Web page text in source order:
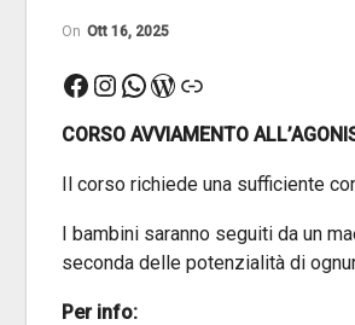
On Ott 16, 2025
Facebook
Instagram
WhatsApp
WordPress
Link
CORSO AVVIAMENTO
Il corso richiede una sufficiente
I bambini saranno seguiti da un
seconda delle potenzialità di
Per info: